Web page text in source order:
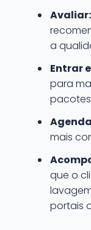
Avaliar:
a
Entrar
para
mais
que o
portais